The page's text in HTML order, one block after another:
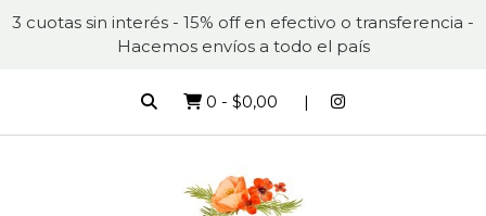
3 cuotas sin interés - 15% off en efectivo o transferencia -
Hacemos envíos a todo el país
0 - $0,00